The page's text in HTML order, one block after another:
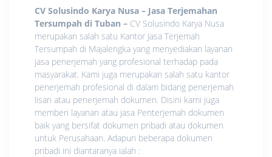
CV Solusindo Karya Nusa – Jasa Terjemahan
Tersumpah di Tuban – CV Solusindo Karya Nusa
merupakan salah satu Kantor Jasa Terjemah
Tersumpah di Majalengka yang menyediakan layanan
jasa penerjemah yang profesional terhadap pada
masyarakat. Kami juga merupakan salah satu kantor
penerjemah profesional di dalam bidang penerjemah
lisan atau penerjemah dokumen. Disini kami juga
memberi layanan atau jasa Penterjemah dokumen
baik yang bersifat dokumen pribadi atau dokumen
untuk Perusahaan. Adapun beberapa dokumen
pribadi ini diantaranya ialah :